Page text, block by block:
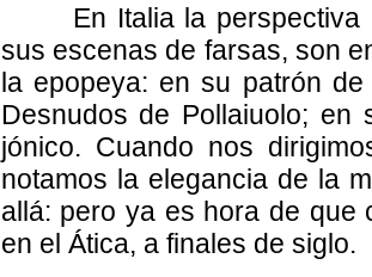
En Italia la
sus escenas de farsas, son
la epopeya: en su patrón
Desnudos de Pollaiuolo;
jónico. Cuando nos
notamos la elegancia de la
allá: pero ya es hora de que
en el Ática, a finales de siglo.